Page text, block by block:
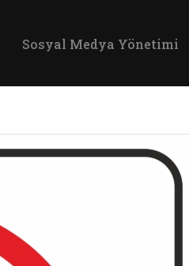
Sosyal Medya Yönetimi